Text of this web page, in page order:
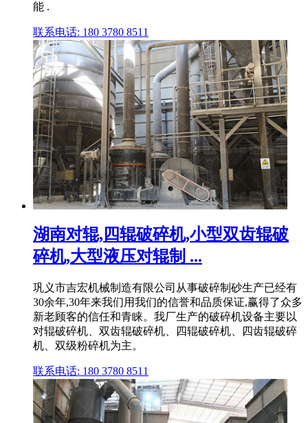
能 .
联系电话: 180 3780 8511
湖南对辊,四辊破碎机,小型双齿辊破
碎机,大型液压对辊制 ...
巩义市吉宏机械制造有限公司从事破碎制砂生产已经有
30余年,30年来我们用我们的信誉和品质保证,赢得了众多
新老顾客的信任和青睐。我厂生产的破碎机设备主要以
对辊破碎机、双齿辊破碎机、四辊破碎机、四齿辊破碎
机、双级粉碎机为主。
联系电话: 180 3780 8511